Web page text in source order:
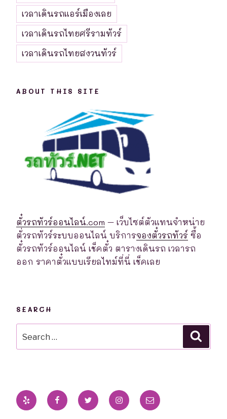
เวลาเดินรถแอร์เมืองเลย
เวลาเดินรถไทยศรีรามทัวร์
เวลาเดินรถไทยสงวนทัวร์
ABOUT THIS SITE
ตั๋วรถทัวร์ออนไลน์.com – เว็บไซต์ตัวแทนจำหน่าย
ตั่วรถทัวร์ระบบออนไลน์ บริการจองตั๋วรถทัวร์ ซื้อ
ตั๋วรถทัวร์ออนไลน์ เช็คตั๋ว ตารางเดินรถ เวลารถ
ออก ราคาตั๋วแบบเรียลไทม์ที่นี่ เช็คเลย
SEARCH
for:
Yelp FacebookTwitterInstagram
Email